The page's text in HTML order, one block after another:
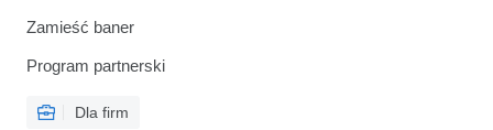
Zamieść baner
Program partnerski
Dla firm